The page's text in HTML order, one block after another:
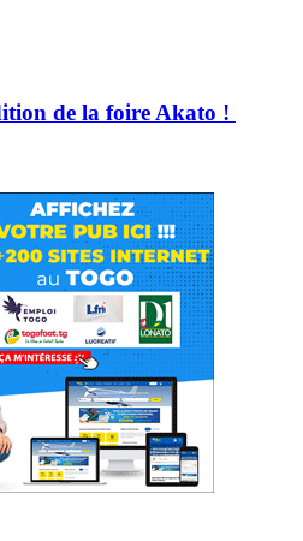
de la foire Akato !